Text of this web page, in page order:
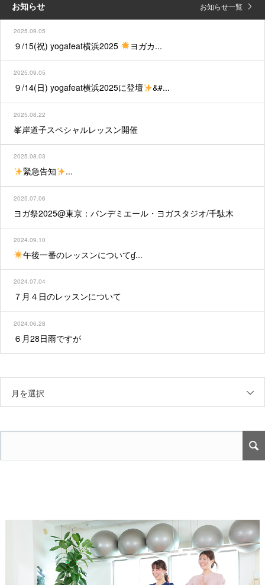
お知らせ お知らせ一覧
2025.09.05
９/15(祝) yogafeat横浜2025 ヨガカ...
2025.09.05
９/14(日) yogafeat横浜2025に登壇 &#...
2025.08.22
峯岸道子スペシャルレッスン開催
2025.08.03
緊急告知 ...
2025.07.06
ヨガ祭2025@東京：バンデミエール・ヨガスタジオ/千駄木
2024.09.10
午後一番のレッスンについてɠ...
2024.07.04
７月４日のレッスンについて
2024.06.28
６月28日雨ですが
月を選択